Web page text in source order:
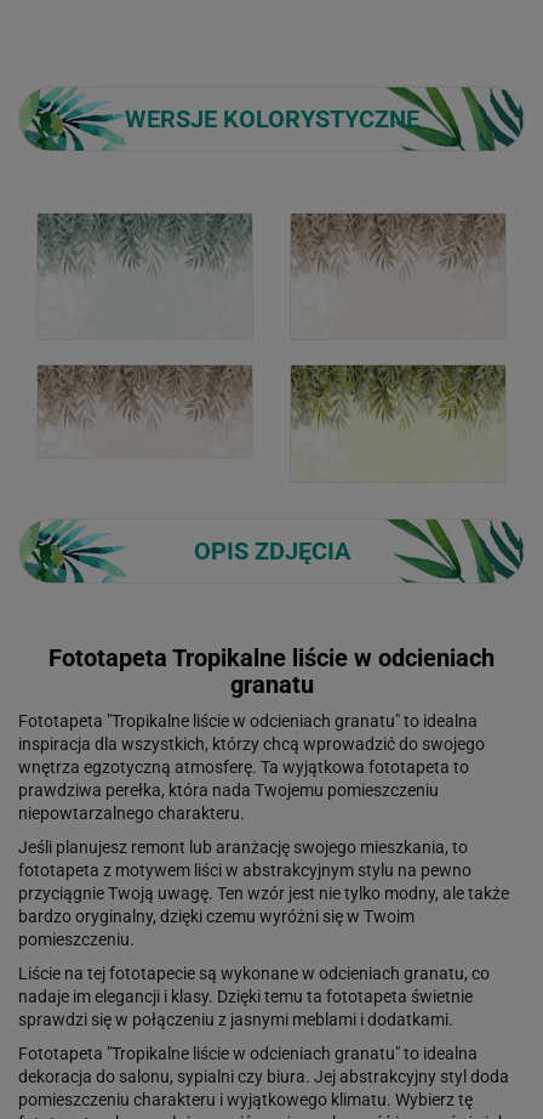
WERSJE KOLORYSTYCZNE
OPIS ZDJĘCIA
Fototapeta Tropikalne liście w odcieniach
granatu
Fototapeta "Tropikalne liście w odcieniach granatu" to idealna
inspiracja dla wszystkich, którzy chcą wprowadzić do swojego
wnętrza egzotyczną atmosferę. Ta wyjątkowa fototapeta to
prawdziwa perełka, która nada Twojemu pomieszczeniu
niepowtarzalnego charakteru.
Jeśli planujesz remont lub aranżację swojego mieszkania, to
fototapeta z motywem liści w abstrakcyjnym stylu na pewno
przyciągnie Twoją uwagę. Ten wzór jest nie tylko modny, ale także
bardzo oryginalny, dzięki czemu wyróżni się w Twoim
pomieszczeniu.
Liście na tej fototapecie są wykonane w odcieniach granatu, co
nadaje im elegancji i klasy. Dzięki temu ta fototapeta świetnie
sprawdzi się w połączeniu z jasnymi meblami i dodatkami.
Fototapeta "Tropikalne liście w odcieniach granatu" to idealna
dekoracja do salonu, sypialni czy biura. Jej abstrakcyjny styl doda
pomieszczeniu charakteru i wyjątkowego klimatu. Wybierz tę